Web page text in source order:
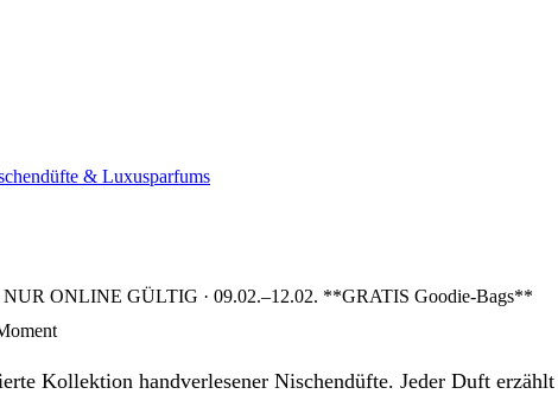
ONLINE GÜLTIG · 09.02.–12.02. **GRATIS Goodie-Bags**
Kollektion handverlesener Nischendüfte. Jeder Duft